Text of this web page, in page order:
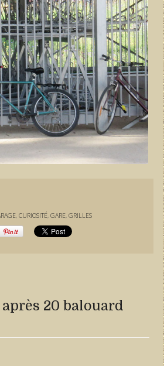
,CURIOSITÉ,GARE,GRILLES
20 balouard